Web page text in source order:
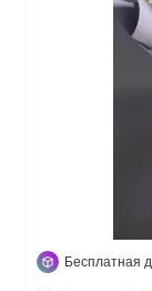
Бесплатная